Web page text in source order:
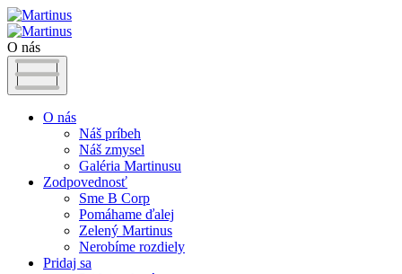
O nás
O nás
Náš príbeh
Náš zmysel
Galéria Martinusu
Zodpovednosť
Sme B Corp
Pomáhame ďalej
Zelený Martinus
Nerobíme rozdiely
Pridaj sa